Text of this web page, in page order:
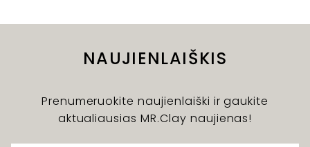
NAUJIENLAIŠKIS
Prenumeruokite naujienlaiški ir gaukite
aktualiausias MR.Clay naujienas!